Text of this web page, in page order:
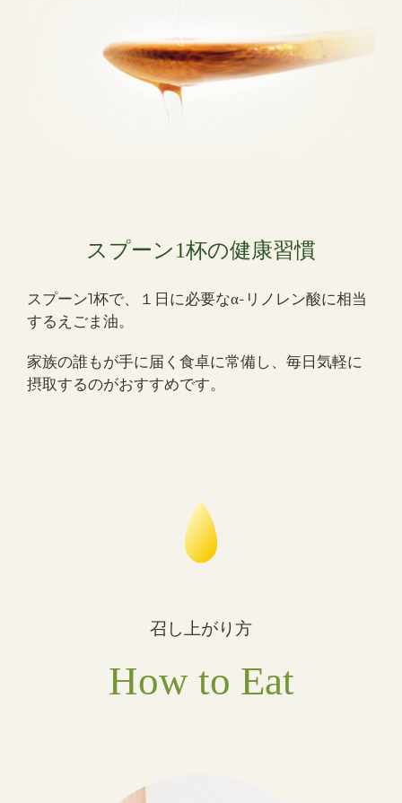
スプーン1杯の健康習慣
スプーン1杯で、１日に必要なα-リノレン酸に相当
するえごま油。
家族の誰もが手に届く食卓に常備し、毎日気軽に
摂取するのがおすすめです。
召し上がり方
How to Eat